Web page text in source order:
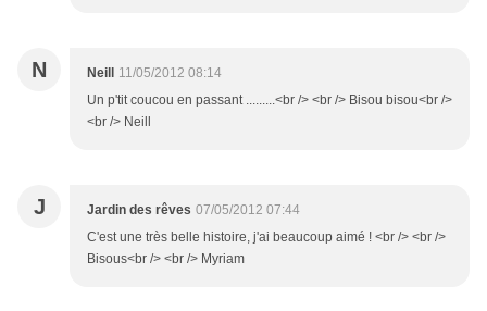
N Neill
11/05/2012 08:14
Un p'tit coucou en passant .........<br /> <br /> Bisou bisou<br />
<br /> Neill
J Jardin des rêves 07/05/2012 07:44
C'est une très belle histoire, j'ai beaucoup aimé ! <br /> <br />
Bisous<br /> <br /> Myriam